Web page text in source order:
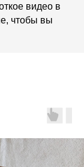
видео в
чтобы вы